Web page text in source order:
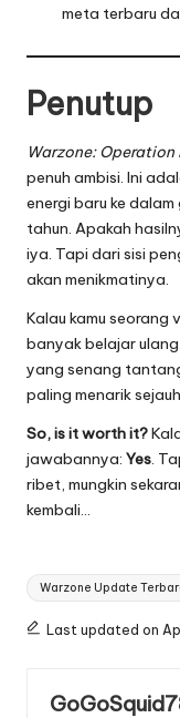
meta terbaru
Penutup
Warzone: Operation
penuh ambisi. Ini
energi baru ke
tahun. Apakah
iya. Tapi dari sisi
akan menikmatinya.
Kalau kamu seorang
banyak belajar
yang senang
paling menarik
So, is it worth it?
jawabannya: Yes.
ribet, mungkin
kembali…
Tags:
Warzone Update
Last updated on